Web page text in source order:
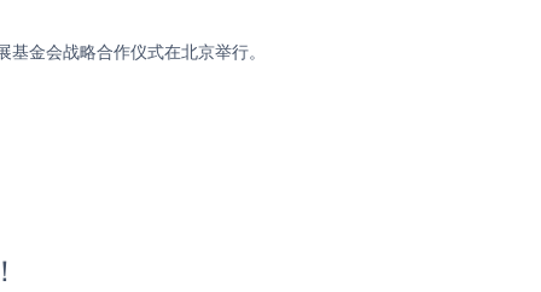
金会战略合作仪式在北京举行。